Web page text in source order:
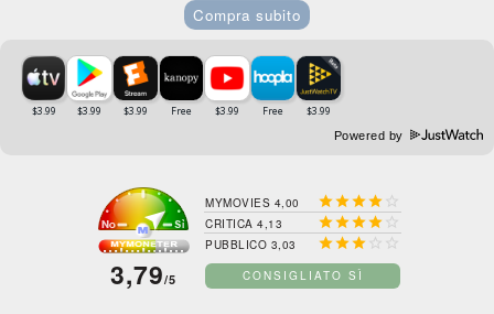
Compra subito
Powered by
3,79/5
MYMOVIES 4,00  
CRITICA 4,13  
PUBBLICO 3,03   
CONSIGLIATO SÌ